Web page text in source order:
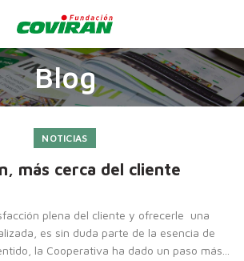
Blog
NOTICIAS
más cerca del cliente
plena del cliente y ofrecerle una
es sin duda parte de la esencia de
la Cooperativa ha dado un paso más...